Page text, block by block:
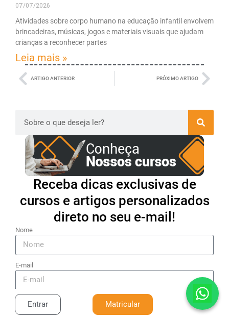
07/07/2026
Atividades sobre corpo humano na educação infantil envolvem
brincadeiras, músicas, jogos e materiais visuais que ajudam
crianças a reconhecer partes
Leia mais »
ARTIGO ANTERIOR PRÓXIMO ARTIGO
Receba dicas exclusivas de
cursos e artigos personalizados
direto no seu e-mail!
Nome
E-mail
Cadastrar
Entrar Matricular